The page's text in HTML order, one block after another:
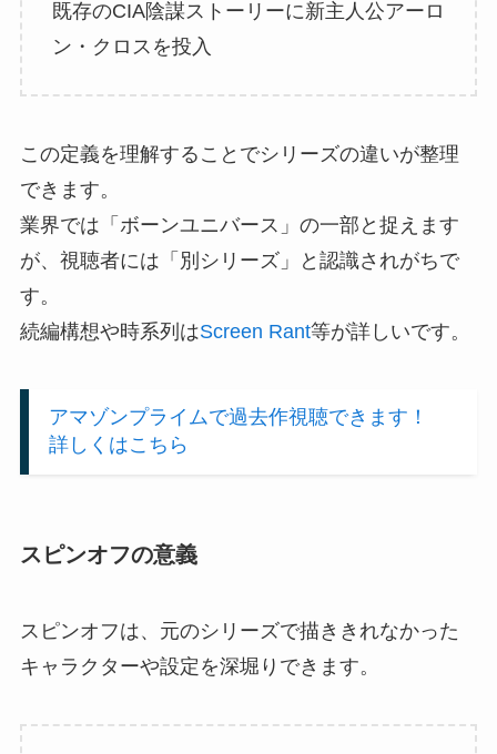
既存のCIA陰謀ストーリーに新主人公アーロ
ン・クロスを投入
この定義を理解することでシリーズの違いが整理
できます。
業界では「ボーンユニバース」の一部と捉えます
が、視聴者には「別シリーズ」と認識されがちで
す。
続編構想や時系列はScreen Rant等が詳しいです。
アマゾンプライムで過去作視聴できます！
詳しくはこちら
スピンオフの意義
スピンオフは、元のシリーズで描ききれなかった
キャラクターや設定を深堀りできます。